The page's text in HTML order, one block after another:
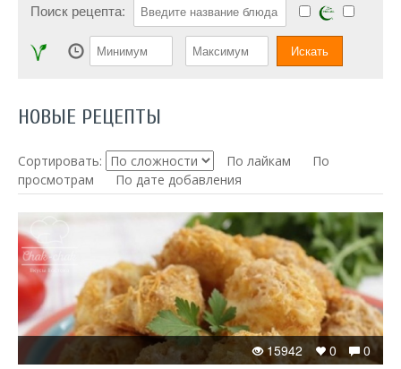
Поиск рецепта:
НОВЫЕ РЕЦЕПТЫ
Сортировать: По лайкам
По
просмотрам
По дате добавления
0
0
15942